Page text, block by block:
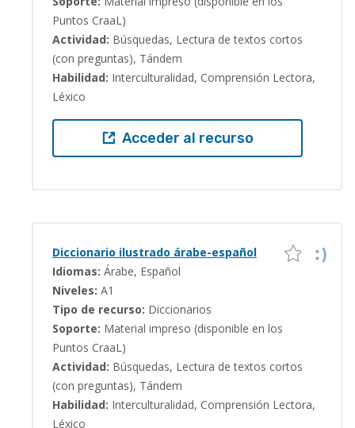
Puntos CraaL)
Actividad: Búsquedas, Lectura de textos cortos
(con preguntas), Tándem
Habilidad: Interculturalidad, Comprensión Lectora,
Léxico
Acceder al recurso
Diccionario ilustrado árabe-español
Idiomas: Árabe, Español
Niveles: A1
Tipo de recurso: Diccionarios
Soporte: Material impreso (disponible en los
Puntos CraaL)
Actividad: Búsquedas, Lectura de textos cortos
(con preguntas), Tándem
Habilidad: Interculturalidad, Comprensión Lectora,
Léxico